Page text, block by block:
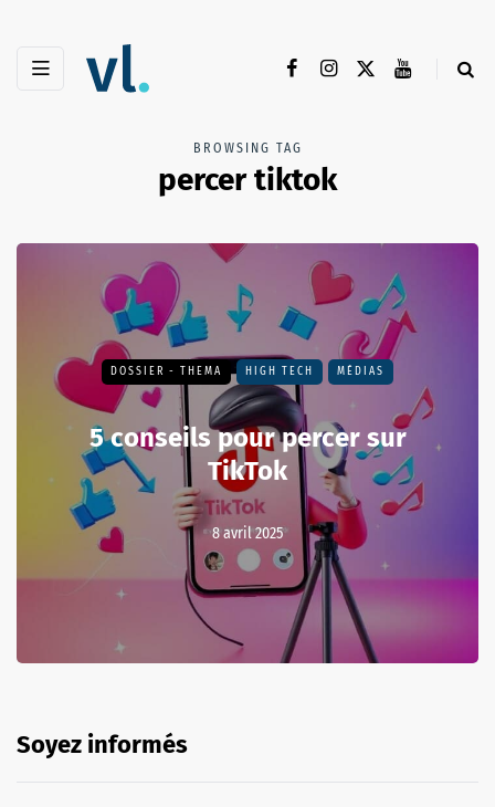
BROWSING TAG
percer tiktok
DOSSIER - THEMA HIGH TECH MÉDIAS
5 conseils pour percer sur
TikTok
8 avril 2025
Soyez informés